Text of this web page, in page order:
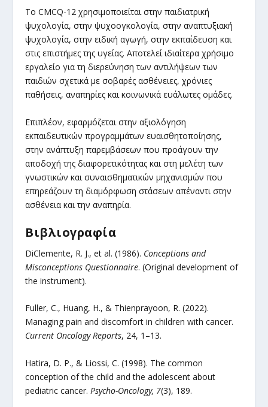
Το CMCQ-12 χρησιμοποιείται στην παιδιατρική
ψυχολογία, στην ψυχοογκολογία, στην αναπτυξιακή
ψυχολογία, στην ειδική αγωγή, στην εκπαίδευση και
στις επιστήμες της υγείας. Αποτελεί ιδιαίτερα χρήσιμο
εργαλείο για τη διερεύνηση των αντιλήψεων των
παιδιών σχετικά με σοβαρές ασθένειες, χρόνιες
παθήσεις, αναπηρίες και κοινωνικά ευάλωτες ομάδες.
Επιπλέον, εφαρμόζεται στην αξιολόγηση
εκπαιδευτικών προγραμμάτων ευαισθητοποίησης,
στην ανάπτυξη παρεμβάσεων που προάγουν την
αποδοχή της διαφορετικότητας και στη μελέτη των
γνωστικών και συναισθηματικών μηχανισμών που
επηρεάζουν τη διαμόρφωση στάσεων απέναντι στην
ασθένεια και την αναπηρία.
Βιβλιογραφία
DiClemente, R. J., et al. (1986). Conceptions and
Misconceptions Questionnaire. (Original development of
the instrument).
Fuller, C., Huang, H., & Thienprayoon, R. (2022).
Managing pain and discomfort in children with cancer.
Current Oncology Reports, 24, 1–13.
Hatira, D. P., & Liossi, C. (1998). The common
conception of the child and the adolescent about
pediatric cancer.Psycho-Oncology, 7(3), 189.